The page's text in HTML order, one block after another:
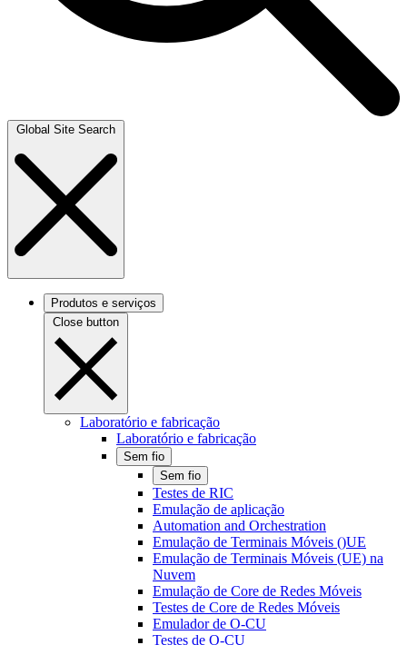
Global Site Search
Produtos e serviços
Close button
Laboratório e fabricação
Laboratório e fabricação
Sem fio
Sem fio
Testes de RIC
Emulação de aplicação
Automation and Orchestration
Emulação de Terminais Móveis ()UE
Emulação de Terminais Móveis (UE) na
Nuvem
Emulação de Core de Redes Móveis
Testes de Core de Redes Móveis
Emulador de O-CU
Testes de O-CU